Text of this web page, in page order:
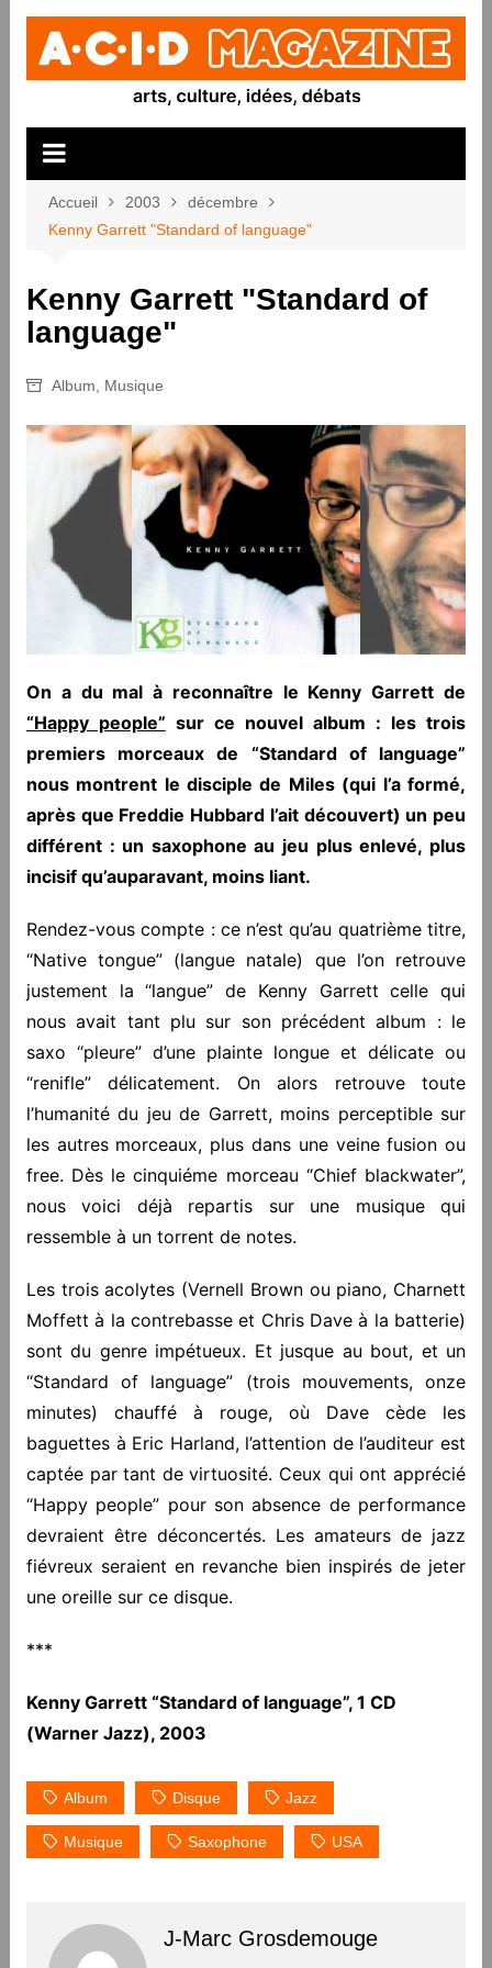
Aller
contenu
Accueil 2003
décembre
Kenny Garrett "Standard of language"
Kenny Garrett "Standard of
language"
Album, Musique
On a du mal à reconnaître le Kenny Garrett de
“Happy people” sur ce nouvel album : les trois
premiers morceaux de “Standard of language”
nous montrent le disciple de Miles (qui l’a formé,
après que Freddie Hubbard l’ait découvert) un peu
différent : un saxophone au jeu plus enlevé, plus
incisif qu’auparavant, moins liant.
Rendez-vous compte : ce n’est qu’au quatrième titre,
“Native tongue” (langue natale) que l’on retrouve
justement la “langue” de Kenny Garrett celle qui
nous avait tant plu sur son précédent album : le
saxo “pleure” d’une plainte longue et délicate ou
“renifle” délicatement. On alors retrouve toute
l’humanité du jeu de Garrett, moins perceptible sur
les autres morceaux, plus dans une veine fusion ou
free. Dès le cinquiéme morceau “Chief blackwater”,
nous voici déjà repartis sur une musique qui
ressemble à un torrent de notes.
Les trois acolytes (Vernell Brown ou piano, Charnett
Moffett à la contrebasse et Chris Dave à la batterie)
sont du genre impétueux. Et jusque au bout, et un
“Standard of language” (trois mouvements, onze
minutes) chauffé à rouge, où Dave cède les
baguettes à Eric Harland, l’attention de l’auditeur est
captée par tant de virtuosité. Ceux qui ont apprécié
“Happy people” pour son absence de performance
devraient être déconcertés. Les amateurs de jazz
fiévreux seraient en revanche bien inspirés de jeter
une oreille sur ce disque.
***
Kenny Garrett “Standard of language”, 1 CD
(Warner Jazz), 2003
Album Disque Jazz
Musique Saxophone USA
J-Marc Grosdemouge